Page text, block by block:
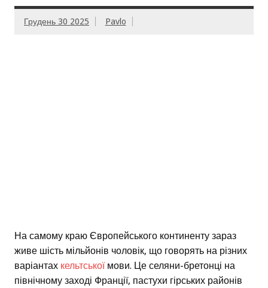
Грудень 30 2025 Pavlo
На самому краю Європейського континенту зараз
живе шість мільйонів чоловік, що говорять на різних
варіантах кельтськоїмови. Це селяни-бретонці на
північному заході Франції, пастухи гірських районів